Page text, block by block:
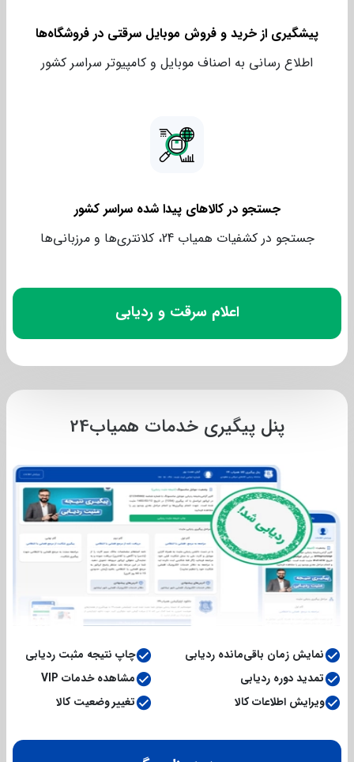
پیشگیری از خرید و فروش موبایل سرقتی در فروشگاه‌‌ها
اطلاع رسانی به اصناف موبایل و کامپیوتر سراسر کشور
جستجو در کالاهای پیدا شده سراسر کشور
جستجو در کشفیات همیاب 24، کلانتری‌ها و مرزبانی‌ها
اعلام سرقت و ردیابی
پنل پیگیری خدمات همیاب24
نمایش‌ زمان باقی‌مانده ردیابی
تمدید دوره ردیابی
ویرایش اطلاعات کالا
چاپ نتیجه مثبت ردیابی
مشاهده خدمات VIP
تغییر وضعیت کالا